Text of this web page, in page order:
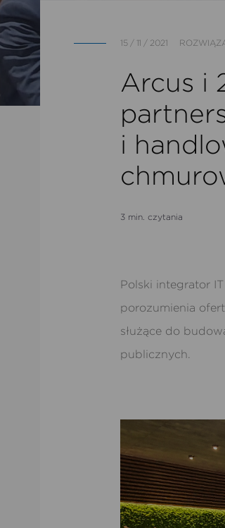
15 / 11 / 2021
Arcus i
i
3 min. czytania
Polski integrator
porozumienia
służące do
publicznych.